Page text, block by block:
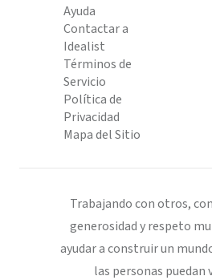
Ayuda
Contactar a
Idealist
Términos de
Servicio
Política de
Privacidad
Mapa del Sitio
Trabajando con otros,
generosidad y respeto
ayudar a construir un
las personas puedan